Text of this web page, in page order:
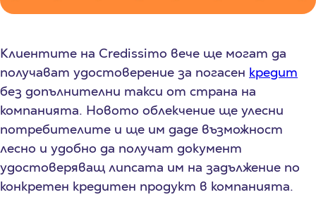
Клиентите на Credissimo вече ще могат да
получават удостоверение за погасен кредит
без допълнителни такси от страна на
компанията. Новото облекчение ще улесни
потребителите и ще им даде възможност
лесно и удобно да получат документ
удостоверяващ липсата им на задължение по
конкретен кредитен продукт в компанията.